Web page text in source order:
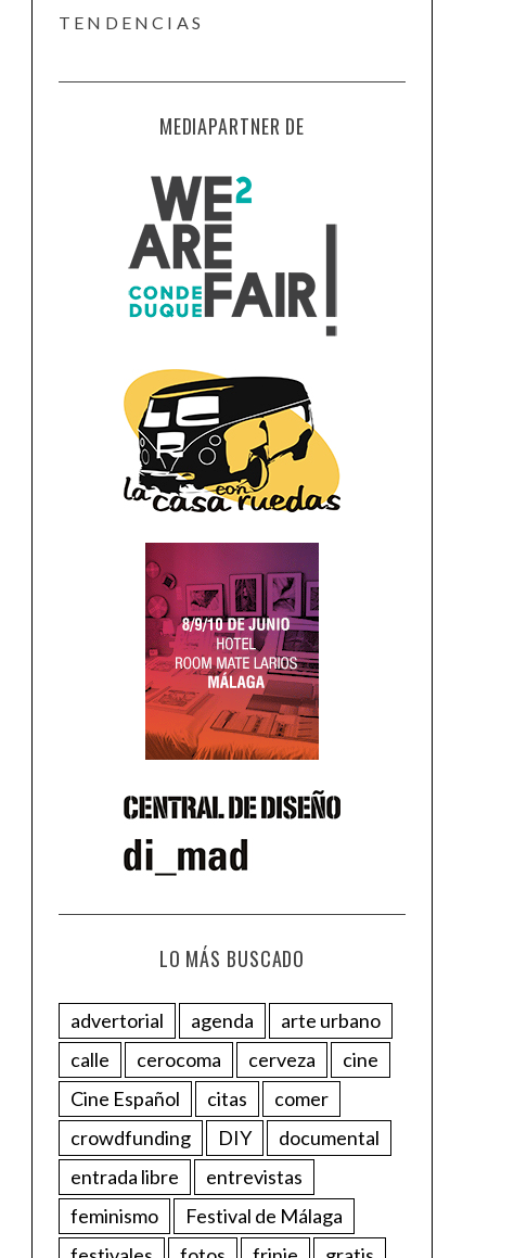
TENDENCIAS
MEDIAPARTNER DE
LO MÁS BUSCADO
advertorial agenda
arte urbano
calle
cerocoma cerveza
cine
Cine Español
citas
comer
crowdfunding
DIY
documental
entrada libre
entrevistas
feminismo
Festival de Málaga